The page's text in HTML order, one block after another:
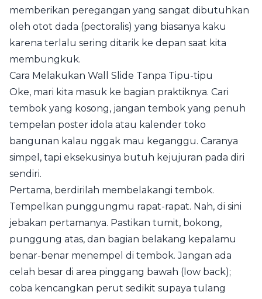
memberikan peregangan yang sangat dibutuhkan
oleh otot dada (pectoralis) yang biasanya kaku
karena terlalu sering ditarik ke depan saat kita
membungkuk.
Cara Melakukan Wall Slide Tanpa Tipu-tipu
Oke, mari kita masuk ke bagian praktiknya. Cari
tembok yang kosong, jangan tembok yang penuh
tempelan poster idola atau kalender toko
bangunan kalau nggak mau keganggu. Caranya
simpel, tapi eksekusinya butuh kejujuran pada diri
sendiri.
Pertama, berdirilah membelakangi tembok.
Tempelkan punggungmu rapat-rapat. Nah, di sini
jebakan pertamanya. Pastikan tumit, bokong,
punggung atas, dan bagian belakang kepalamu
benar-benar menempel di tembok. Jangan ada
celah besar di area pinggang bawah (low back);
coba kencangkan perut sedikit supaya tulang